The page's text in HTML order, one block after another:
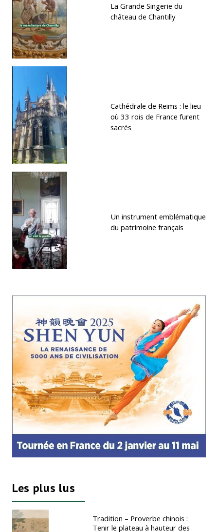
La Grande Singerie du
château de Chantilly
Cathédrale de Reims : le lieu
où 33 rois de France furent
sacrés
Un instrument emblématique
du patrimoine français
Les plus lus
Tradition – Proverbe chinois :
Tenir le plateau à hauteur des